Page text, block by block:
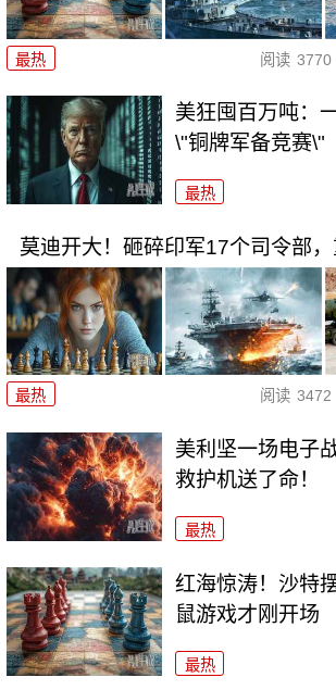
最热 阅读 3770
美狂囤百万吨：
\"铜牌军备竞赛\"
最热
莫迪开大！砸碎印军17个司令部
最热 阅读 3472
美利坚一场电子
救护机送了命！
最热
红海惊涛！沙特
鼠游戏才刚开场
最热